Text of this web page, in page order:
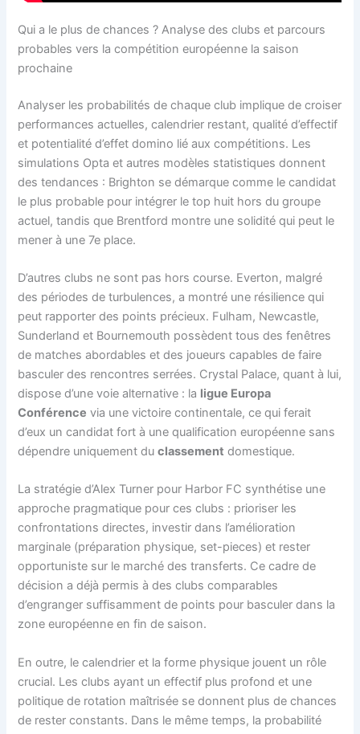
Qui a le plus de chances ? Analyse des clubs et parcours
probables vers la compétition européenne la saison
prochaine
Analyser les probabilités de chaque club implique de croiser
performances actuelles, calendrier restant, qualité d’effectif
et potentialité d’effet domino lié aux compétitions. Les
simulations Opta et autres modèles statistiques donnent
des tendances : Brighton se démarque comme le candidat
le plus probable pour intégrer le top huit hors du groupe
actuel, tandis que Brentford montre une solidité qui peut le
mener à une 7e place.
D’autres clubs ne sont pas hors course. Everton, malgré
des périodes de turbulences, a montré une résilience qui
peut rapporter des points précieux. Fulham, Newcastle,
Sunderland et Bournemouth possèdent tous des fenêtres
de matches abordables et des joueurs capables de faire
basculer des rencontres serrées. Crystal Palace, quant à lui,
dispose d’une voie alternative : la ligue Europa
Conférence via une victoire continentale, ce qui ferait
d’eux un candidat fort à une qualification européenne sans
dépendre uniquement duclassement domestique.
La stratégie d’Alex Turner pour Harbor FC synthétise une
approche pragmatique pour ces clubs : prioriser les
confrontations directes, investir dans l’amélioration
marginale (préparation physique, set-pieces) et rester
opportuniste sur le marché des transferts. Ce cadre de
décision a déjà permis à des clubs comparables
d’engranger suffisamment de points pour basculer dans la
zone européenne en fin de saison.
En outre, le calendrier et la forme physique jouent un rôle
crucial. Les clubs ayant un effectif plus profond et une
politique de rotation maîtrisée se donnent plus de chances
de rester constants. Dans le même temps, la probabilité